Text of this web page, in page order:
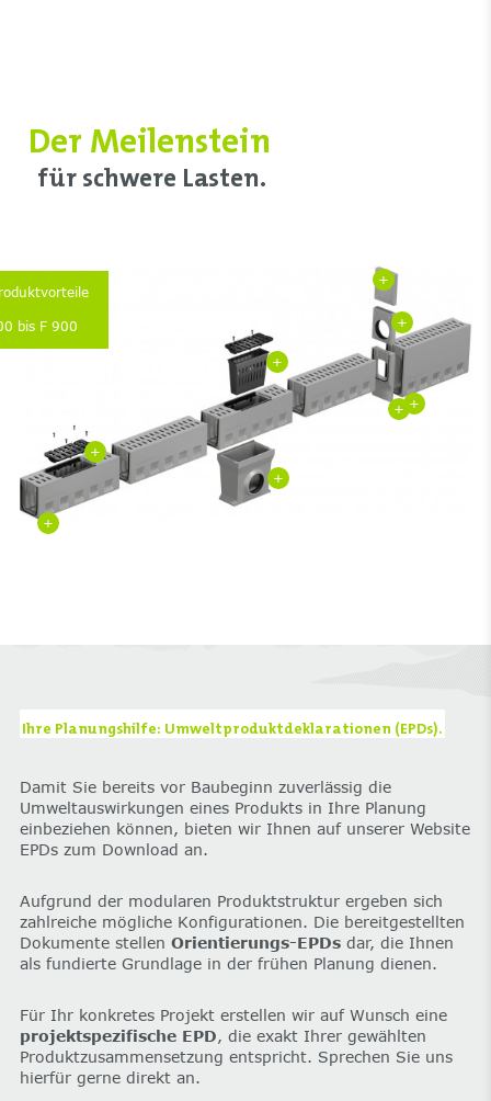
Der Meilenstein
für schwere Lasten.
+
+
+
+
bis F 900
+
+
+
+
Ihre Planungshilfe: Umweltproduktdeklarationen (EPDs).
Damit Sie bereits vor Baubeginn zuverlässig die
Umweltauswirkungen eines Produkts in Ihre Planung
einbeziehen können, bieten wir Ihnen auf unserer Website
EPDs zum Download an.
Aufgrund der modularen Produktstruktur ergeben sich
zahlreiche mögliche Konfigurationen. Die bereitgestellten
Dokumente stellen Orientierungs-EPDsdar, die Ihnen
als fundierte Grundlage in der frühen Planung dienen.
Für Ihr konkretes Projekt erstellen wir auf Wunsch eine
projektspezifische EPD, die exakt Ihrer gewählten
Produktzusammensetzung entspricht. Sprechen Sie uns
hierfür gerne direkt an.